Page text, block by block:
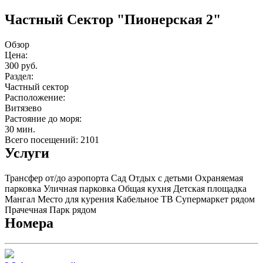
Частный Сектор "Пионерская 2"
Обзор
Цена:
300 руб.
Раздел:
Частный сектор
Расположение:
Витязево
Растояние до моря:
30 мин.
Всего посещений: 2101
Услуги
Трансфер от/до аэропорта Сад Отдых с детьми Охраняемая
парковка Уличная парковка Общая кухня Детская площадка
Мангал Место для курения Кабельное ТВ Супермаркет рядом
Прачечная Парк рядом
Номера